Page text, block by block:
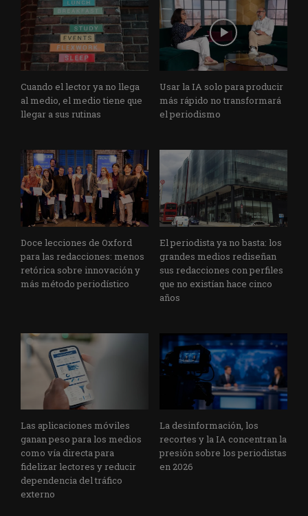
Cuando el lector ya no llega
al medio, el medio tiene que
llegar a sus rutinas
Usar la IA solo para producir
más rápido no transformará
el periodismo
Doce lecciones de Oxford
para las redacciones: menos
retórica sobre innovación y
más método periodístico
El periodista ya no basta: los
grandes medios rediseñan
sus redacciones con perfiles
que no existían hace cinco
años
Las aplicaciones móviles
ganan peso para los medios
como vía directa para
fidelizar lectores y reducir
dependencia del tráfico
externo
La desinformación, los
recortes y la IA concentran la
presión sobre los periodistas
en 2026